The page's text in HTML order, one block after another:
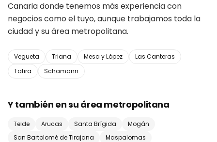
Canariadonde tenemos más experiencia con
negocios como el tuyo, aunque trabajamos toda la
ciudad y su área metropolitana.
Vegueta Triana Mesa y López
Las Canteras
Tafira
Schamann
Y también en su área metropolitana
Telde Arucas Santa Brígida
Mogán
San Bartolomé de Tirajana
Maspalomas